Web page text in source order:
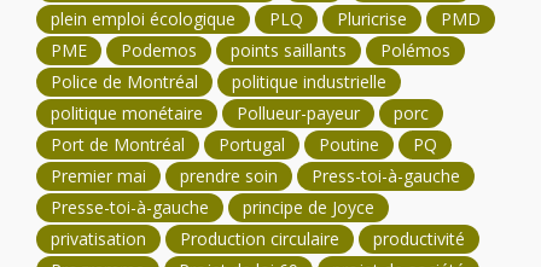
plein emploi écologique
PLQ Pluricrise
PMD
PME
Podemos points saillants
Polémos
Police de Montréal
politique industrielle
politique monétaire
Pollueur-payeur
porc
Port de Montréal
Portugal Poutine
PQ
Premier mai
prendre soin
Press-toi-à-gauche
Presse-toi-à-gauche
principe de Joyce
privatisation
Production circulaire
productivité